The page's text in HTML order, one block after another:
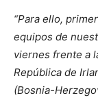
“Para ello,
equipos de
viernes frente a
República de
(Bosnia-